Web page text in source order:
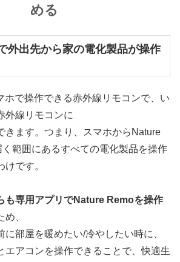
める
外出先から家の電化製品が操作
ホで操作できる赤外線リモコンで、い
外線リモコンに
きます。つまり、スマホからNature
範囲にあるすべての電化製品を操作
です。
も専用アプリでNature Remoを操作
め、
部屋を暖めたい/冷やしたい時に、
エアコンを操作できることで、快適生